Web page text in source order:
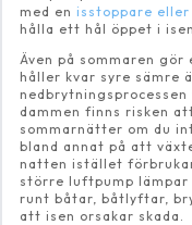
med en isstoppare
hålla ett hål öppet i isen.
Även på sommaren
håller kvar syre sämre
dammen finns risken
sommarnätter om du
bland annat på att
natten istället
större luftpump
runt båtar, båtlyftar,
att isen orsakar skada.